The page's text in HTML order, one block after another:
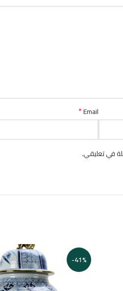
Email
*
في تعليقي.
-41%